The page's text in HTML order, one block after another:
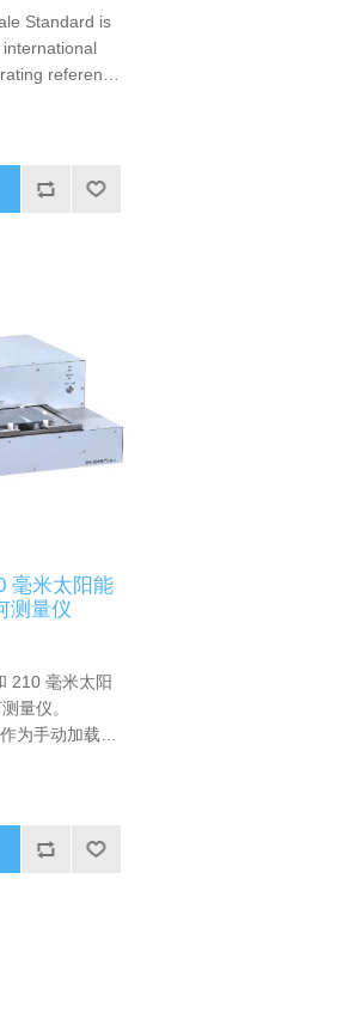
Standard is
reference
To
of IEC
provides
for primary
which
from the
毫米太阳能
测量仪
210 毫米太阳
量仪。
为手动加载的
它有 73 个测
上游定心站，
更换即可使